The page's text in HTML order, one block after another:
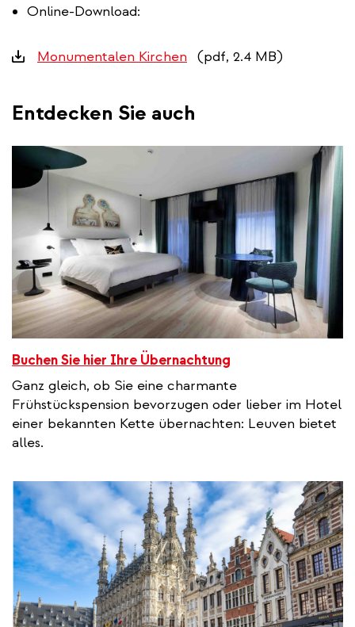
Online-Download:
Downloads
Monumentalen Kirchen (pdf, 2.4 MB)
Entdecken Sie auch
Buchen Sie hier Ihre Übernachtung
Ganz gleich, ob Sie eine charmante
Frühstückspension bevorzugen oder lieber im Hotel
einer bekannten Kette übernachten: Leuven bietet
alles.